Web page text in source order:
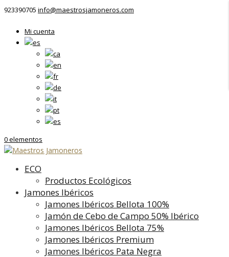
923390705 info@maestrosjamoneros.com
Mi cuenta
0 elementos
ECO
Productos Ecológicos
Jamones Ibéricos
Jamones Ibéricos Bellota 100%
Jamón de Cebo de Campo 50% Ibérico
Jamones Ibéricos Bellota 75%
Jamones Ibéricos Premium
Jamones Ibéricos Pata Negra